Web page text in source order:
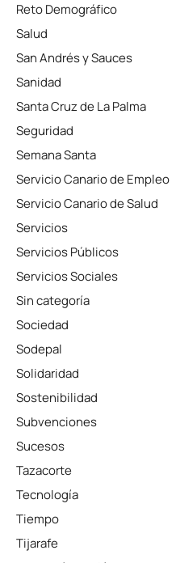
Reto Demográfico
Salud
San Andrés y Sauces
Sanidad
Santa Cruz de La Palma
Seguridad
Semana Santa
Servicio Canario de Empleo
Servicio Canario de Salud
Servicios
Servicios Públicos
Servicios Sociales
Sin categoría
Sociedad
Sodepal
Solidaridad
Sostenibilidad
Subvenciones
Sucesos
Tazacorte
Tecnología
Tiempo
Tijarafe